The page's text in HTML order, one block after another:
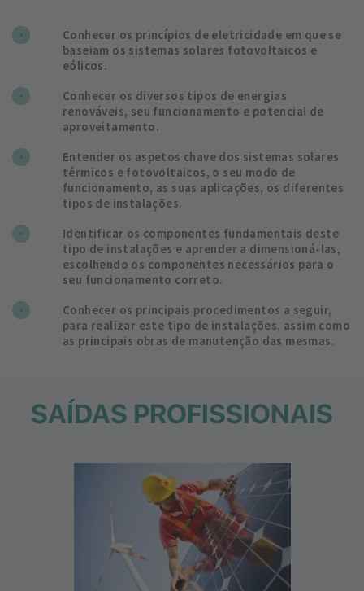
Conhecer os princípios de eletricidade em que se
baseiam os sistemas solares fotovoltaicos e
eólicos.
Conhecer os diversos tipos de energias
renováveis, seu funcionamento e potencial de
aproveitamento.
Entender os aspetos chave dos sistemas solares
térmicos e fotovoltaicos, o seu modo de
funcionamento, as suas aplicações, os diferentes
tipos de instalações.
Identificar os componentes fundamentais deste
tipo de instalações e aprender a dimensioná-las,
escolhendo os componentes necessários para o
seu funcionamento correto.
Conhecer os principais procedimentos a seguir,
para realizar este tipo de instalações, assim como
as principais obras de manutenção das mesmas.
SAÍDAS PROFISSIONAIS